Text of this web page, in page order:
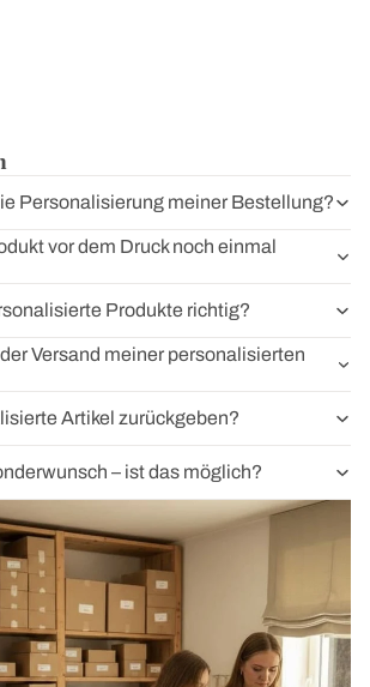
Personalisierung meiner Bestellung?
vor dem Druck noch einmal
Produkte richtig?
Versand meiner personalisierten
Artikel zurückgeben?
– ist das möglich?